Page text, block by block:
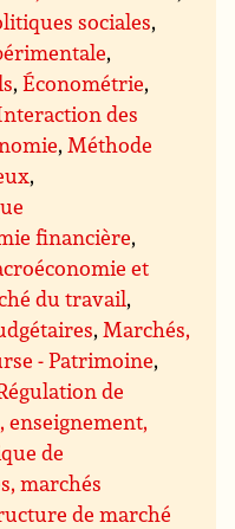
sociales,
,
,Économétrie,
des
, Méthode
,
financière,
et
du travail,
, Marchés,
- Patrimoine,
de
enseignement,
de
marchés
de marché